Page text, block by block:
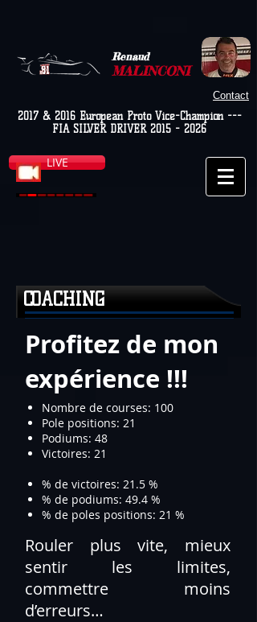
Renaud
MALINCONI
Contact
2017 & 2016 European Proto Vice-Champion ---
FIA SILVER DRIVER 2015 - 2026
LIVE
Profitez de mon
expérience !!!
Rouler plus vite, mieux
sentir les limites,
commettre moins
d’erreurs…
Nombre de courses: 100
Pole positions: 21
Podiums: 48
Victoires: 21
% de victoires: 21.5 %
% de podiums: 49.4 %
% de poles positions: 21 %​
COACHING